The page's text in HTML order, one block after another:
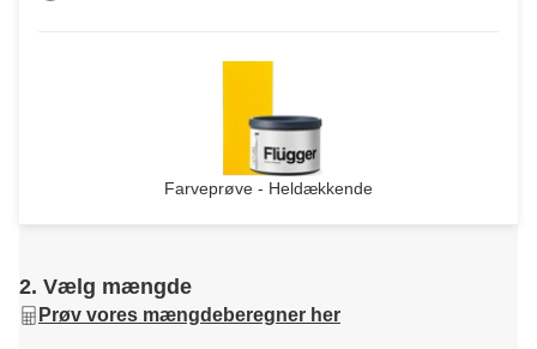
Farveprøve - Heldækkende
2. Vælg mængde
Prøv vores mængdeberegner her